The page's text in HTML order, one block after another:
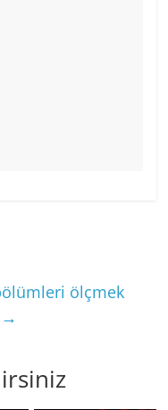
ölçmek
→